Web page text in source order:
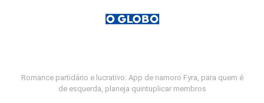
Romance partidário e lucrativo: App de namoro Fyra, para quem é
de esquerda, planeja quintuplicar membros